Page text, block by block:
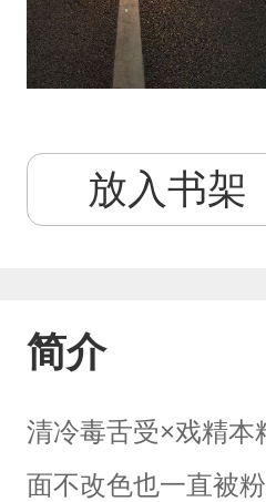
放入书架
简介
清冷毒舌受×戏精本
面不改色也一直被